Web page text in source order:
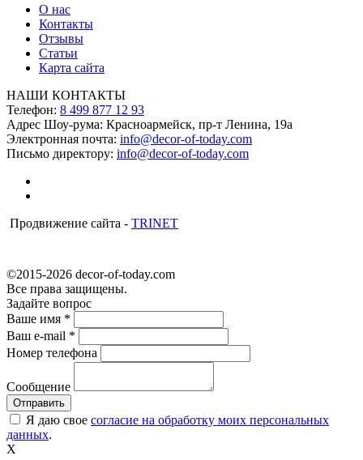
О нас
Контакты
Отзывы
Статьи
Карта сайта
НАШИ КОНТАКТЫ
Телефон: 8 499 877 12 93
Адрес Шоу-рума: Красноармейск, пр-т Ленина, 19а
Электронная почта: info@decor-of-today.com
Письмо директору: info@decor-of-today.com
Продвижение сайта - TRINET
©2015-2026 decor-of-today.com
Все права защищены.
Задайте вопрос
Ваше имя *
Ваш e-mail *
Номер телефона
Сообщение
Я даю свое согласие на обработку моих персональных
данных.
X